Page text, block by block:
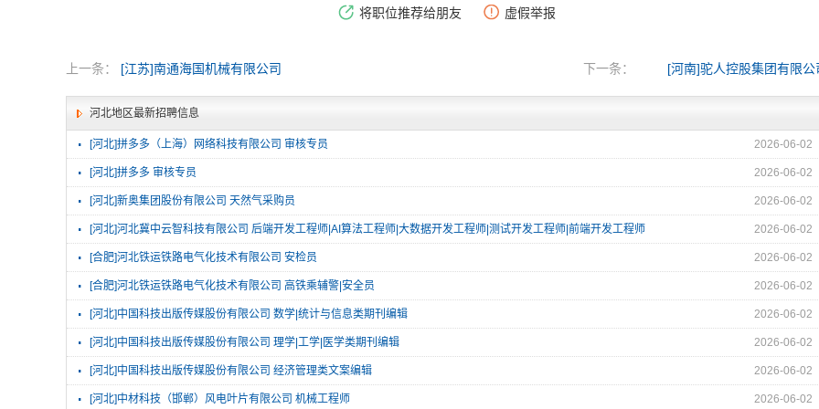
将职位推荐给朋友 虚假举报
上一条： [江苏]南通海国机械有限公司 下一条： [河南]驼人控股集团有限公
河北地区最新招聘信息
2026-06-02
· [河北]拼多多（上海）网络科技有限公司 审核专员
2026-06-02
· [河北]拼多多 审核专员
2026-06-02
· [河北]新奥集团股份有限公司 天然气采购员
2026-06-02
· [河北]河北冀中云智科技有限公司 后端开发工程师|AI算法工程师|大数据开发工程师|测试开发工程师|前端开发工程师
2026-06-02
· [合肥]河北铁运铁路电气化技术有限公司 安检员
2026-06-02
· [合肥]河北铁运铁路电气化技术有限公司 高铁乘辅警|安全员
2026-06-02
· [河北]中国科技出版传媒股份有限公司 数学|统计与信息类期刊编辑
2026-06-02
· [河北]中国科技出版传媒股份有限公司 理学|工学|医学类期刊编辑
2026-06-02
· [河北]中国科技出版传媒股份有限公司 经济管理类文案编辑
2026-06-02
· [河北]中材科技（邯郸）风电叶片有限公司 机械工程师